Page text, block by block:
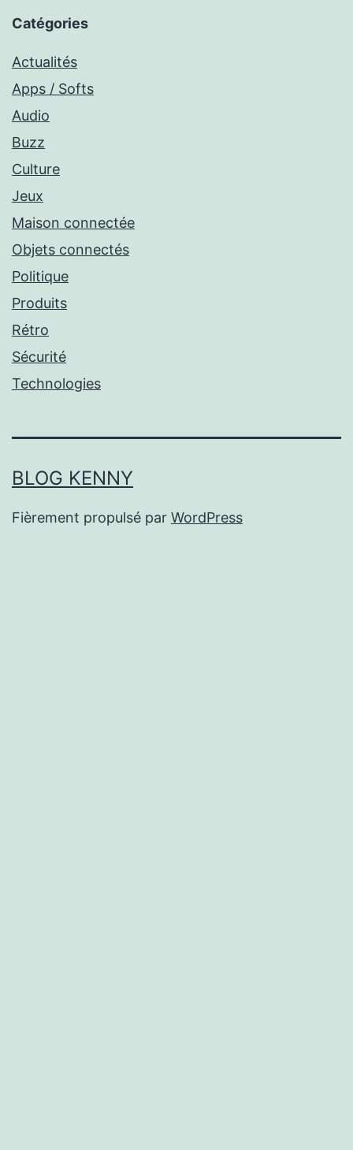
Catégories
Actualités
Apps / Softs
Audio
Buzz
Culture
Jeux
Maison connectée
Objets connectés
Politique
Produits
Rétro
Sécurité
Technologies
BLOG KENNY
Fièrement propulsé par WordPress